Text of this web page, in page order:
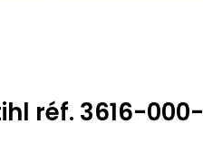
réf. 3616-000-